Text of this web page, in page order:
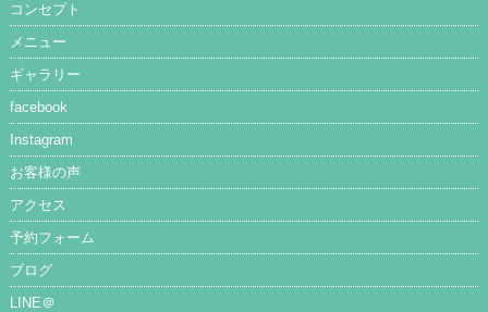
コンセプト
メニュー
ギャラリー
facebook
Instagram
お客様の声
アクセス
予約フォーム
ブログ
LINE＠